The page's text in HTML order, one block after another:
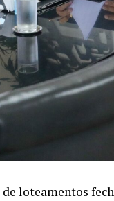
loteamentos